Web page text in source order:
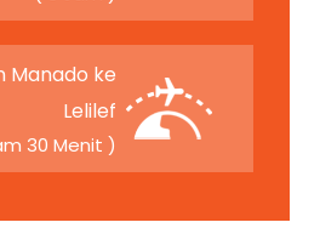
Manado ke
Lelilef
30 Menit )